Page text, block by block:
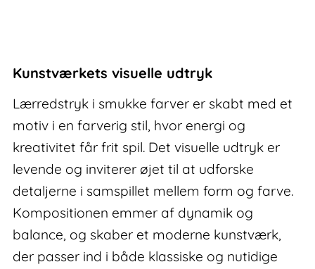
antal
Kunstværkets visuelle udtryk
Lærredstryk i smukke farver er skabt med et
motiv i en farverig stil, hvor energi og
kreativitet får frit spil. Det visuelle udtryk er
levende og inviterer øjet til at udforske
detaljerne i samspillet mellem form og farve.
Kompositionen emmer af dynamik og
balance, og skaber et moderne kunstværk,
der passer ind i både klassiske og nutidige